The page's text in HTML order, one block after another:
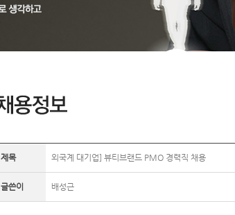
제목 외국계 대기업] 뷰티브랜드 PMO 경력직 채용
글쓴이 배성근